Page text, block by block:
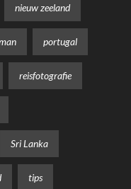
nieuw zeeland
portugal
reisfotografie
Sri Lanka
tips